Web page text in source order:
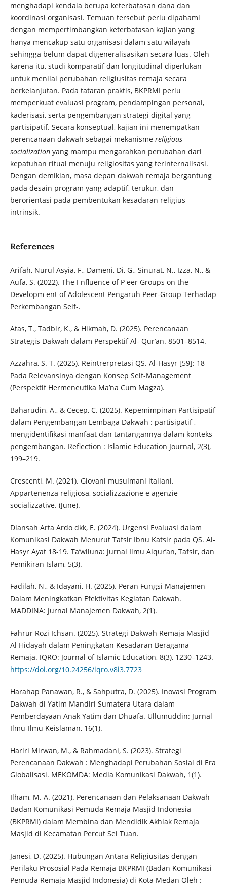
menghadapi kendala berupa keterbatasan dana dan
koordinasi organisasi. Temuan tersebut perlu dipahami
dengan mempertimbangkan keterbatasan kajian yang
hanya mencakup satu organisasi dalam satu wilayah
sehingga belum dapat digeneralisasikan secara luas. Oleh
karena itu, studi komparatif dan longitudinal diperlukan
untuk menilai perubahan religiusitas remaja secara
berkelanjutan. Pada tataran praktis, BKPRMI perlu
memperkuat evaluasi program, pendampingan personal,
kaderisasi, serta pengembangan strategi digital yang
partisipatif. Secara konseptual, kajian ini menempatkan
perencanaan dakwah sebagai mekanisme religious
socializationyang mampu mengarahkan perubahan dari
kepatuhan ritual menuju religiositas yang terinternalisasi.
Dengan demikian, masa depan dakwah remaja bergantung
pada desain program yang adaptif, terukur, dan
berorientasi pada pembentukan kesadaran religius
intrinsik.
References
Arifah, Nurul Asyia, F., Dameni, Di, G., Sinurat, N., Izza, N., &
Aufa, S. (2022). The I nfluence of P eer Groups on the
Developm ent of Adolescent Pengaruh Peer-Group Terhadap
Perkembangan Self-.
Atas, T., Tadbir, K., & Hikmah, D. (2025). Perencanaan
Strategis Dakwah dalam Perspektif Al- Qur’an. 8501–8514.
Azzahra, S. T. (2025). Reintrerpretasi QS. Al-Hasyr [59]: 18
Pada Relevansinya dengan Konsep Self-Management
(Perspektif Hermeneutika Ma’na Cum Magza).
Baharudin, A., & Cecep, C. (2025). Kepemimpinan Partisipatif
dalam Pengembangan Lembaga Dakwah : partisipatif ,
mengidentifikasi manfaat dan tantangannya dalam konteks
pengembangan. Reflection : Islamic Education Journal, 2(3),
199–219.
Crescenti, M. (2021). Giovani musulmani italiani.
Appartenenza religiosa, socializzazione e agenzie
socializzative. (June).
Diansah Arta Ardo dkk, E. (2024). Urgensi Evaluasi dalam
Komunikasi Dakwah Menurut Tafsir Ibnu Katsir pada QS. Al-
Hasyr Ayat 18-19. Ta’wiluna: Jurnal Ilmu Alqur’an, Tafsir, dan
Pemikiran Islam, 5(3).
Fadilah, N., & Idayani, H. (2025). Peran Fungsi Manajemen
Dalam Meningkatkan Efektivitas Kegiatan Dakwah.
MADDINA: Jurnal Manajemen Dakwah, 2(1).
Fahrur Rozi Ichsan. (2025). Strategi Dakwah Remaja Masjid
Al Hidayah dalam Peningkatan Kesadaran Beragama
Remaja. IQRO: Journal of Islamic Education, 8(3), 1230–1243.
https://doi.org/10.24256/iqro.v8i3.7723
Harahap Panawan, R., & Sahputra, D. (2025). Inovasi Program
Dakwah di Yatim Mandiri Sumatera Utara dalam
Pemberdayaan Anak Yatim dan Dhuafa. Ullumuddin: Jurnal
Ilmu-Ilmu Keislaman, 16(1).
Hariri Mirwan, M., & Rahmadani, S. (2023). Strategi
Perencanaan Dakwah : Menghadapi Perubahan Sosial di Era
Globalisasi. MEKOMDA: Media Komunikasi Dakwah, 1(1).
Ilham, M. A. (2021). Perencanaan dan Pelaksanaan Dakwah
Badan Komunikasi Pemuda Remaja Masjid Indonesia
(BKPRMI) dalam Membina dan Mendidik Akhlak Remaja
Masjid di Kecamatan Percut Sei Tuan.
Janesi, D. (2025). Hubungan Antara Religiusitas dengan
Perilaku Prososial Pada Remaja BKPRMI (Badan Komunikasi
Pemuda Remaja Masjid Indonesia) di Kota Medan Oleh :